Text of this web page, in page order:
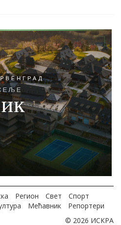
Регион Свет
Спорт
Мећавник
Репортери
© 2026 ИСКРА